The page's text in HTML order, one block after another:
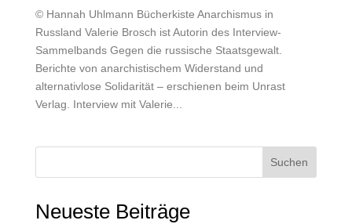
© Hannah Uhlmann Bücherkiste Anarchismus in
Russland Valerie Brosch ist Autorin des Interview-
Sammelbands Gegen die russische Staatsgewalt.
Berichte von anarchistischem Widerstand und
alternativlose Solidarität – erschienen beim Unrast
Verlag. Interview mit Valerie...
Suchen
Neueste Beiträge